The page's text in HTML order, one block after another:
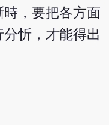
，要把各方面
忻，才能得出